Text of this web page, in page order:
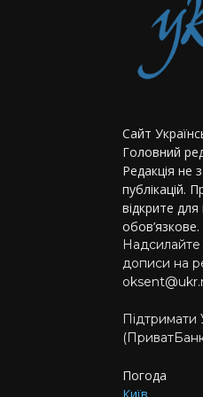
Сайт
Головний
Редакція не
публікацій.
відкрите для
обов’язкове.
Надсилайте
дописи на
Підтримати
Погода